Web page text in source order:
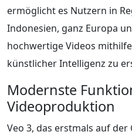
ermöglicht es Nutzern in
Indonesien, ganz Europa
hochwertige Videos
künstlicher Intelligenz zu
Modernste
Videoproduktion
Veo 3, das erstmals auf